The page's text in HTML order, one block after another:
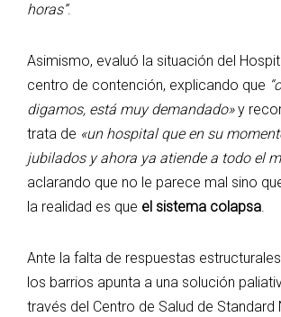
horas”.
Asimismo, evaluó la situación del
centro de contención, explicando que
digamos, está muy demandado»y
trata de «un hospital que en su
jubilados y ahora ya atiende a todo el
aclarando que no le parece mal sino
la realidad es que el sistema colapsa.
Ante la falta de respuestas
los barrios apunta a una solución
través del Centro de Salud de Standard